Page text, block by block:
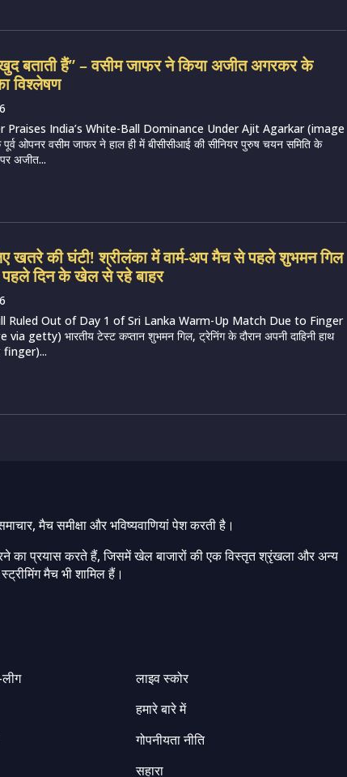
खुद बताती हैं” – वसीम जाफर ने किया अजीत अगरकर के
विश्लेषण
Praises India’s White-Ball Dominance Under Ajit Agarkar (image
ओपनर वसीम जाफर ने हाल ही में बीसीसीआई की सीनियर पुरुष चयन समिति के
अजीत...
खतरे की घंटी! श्रीलंका में वार्म-अप मैच से पहले शुभमन गिल
पहले दिन के खेल से रहे बाहर
Ruled Out of Day 1 of Sri Lanka Warm-Up Match Due to Finger
getty) भारतीय टेस्ट कप्तान शुभमन गिल, ट्रेनिंग के दौरान अपनी दाहिनी हाथ
finger)...
मैच समीक्षा और भविष्यवाणियां पेश करती है।
का प्रयास करते हैं, जिसमें खेल बाजारों की एक विस्तृत श्रृंखला और अन्य
मैच भी शामिल हैं।
लीग
लाइव स्कोर
हमारे बारे में
गोपनीयता नीति
सहारा